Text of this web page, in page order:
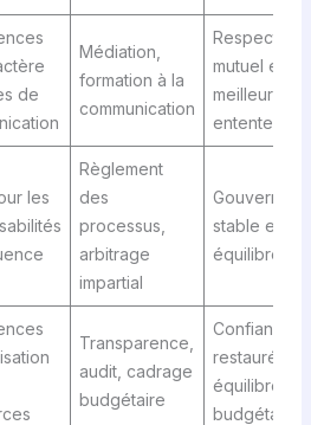
de
Médiation,
formation à la
communication
Respect
mutuel et
meilleure
entente
les
Règlement
des
processus,
arbitrage
impartial
stable et
équilibrée
Transparence,
audit, cadrage
budgétaire
Confiance
restaurée et
équilibrée
budgétaire